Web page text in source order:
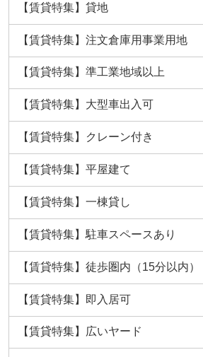
【賃貸特集】貸地
【賃貸特集】注文倉庫用事業用地
【賃貸特集】準工業地域以上
【賃貸特集】大型車出入可
【賃貸特集】クレーン付き
【賃貸特集】平屋建て
【賃貸特集】一棟貸し
【賃貸特集】駐車スペースあり
【賃貸特集】徒歩圏内（15分以内）
【賃貸特集】即入居可
【賃貸特集】広いヤード